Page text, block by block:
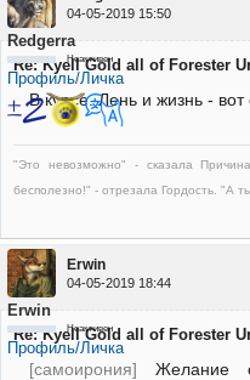
04-05-2019 15:50
Redgerra
Неактивен
Профиль/Личка
Re: Kyell Gold all of Forester
В курсе. Лень и жизнь -
"Это невозможно" - сказала
бесполезно!" - отрезала Гордость. "А
Erwin
04-05-2019 18:44
Erwin
Неактивен
Профиль/Личка
Re: Kyell Gold all of Forester
[самоирония] Желание